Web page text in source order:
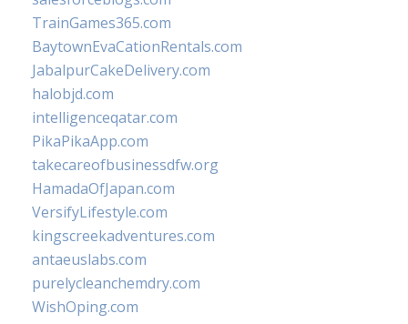
TrainGames365.com
BaytownEvaCationRentals.com
JabalpurCakeDelivery.com
halobjd.com
intelligenceqatar.com
PikaPikaApp.com
takecareofbusinessdfw.org
HamadaOfJapan.com
VersifyLifestyle.com
kingscreekadventures.com
antaeuslabs.com
purelycleanchemdry.com
WishOping.com